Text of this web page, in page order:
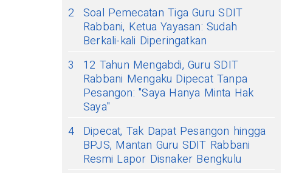
2 Soal Pemecatan Tiga Guru SDIT
Rabbani, Ketua Yayasan: Sudah
Berkali-kali Diperingatkan
3
12 Tahun Mengabdi, Guru SDIT
Rabbani Mengaku Dipecat Tanpa
Pesangon: "Saya Hanya Minta Hak
Saya"
4 Dipecat, Tak Dapat Pesangon hingga
BPJS, Mantan Guru SDIT Rabbani
Resmi Lapor Disnaker Bengkulu